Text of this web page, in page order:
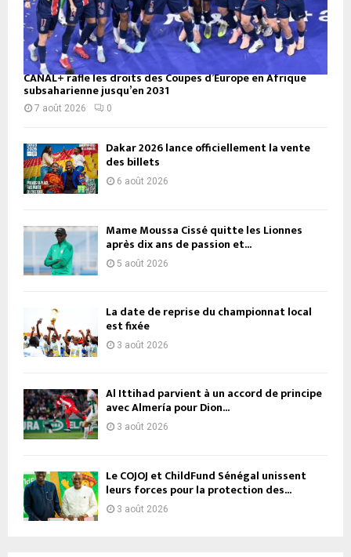
CANAL+ rafle les droits des Coupes d’Europe en Afrique
subsaharienne jusqu’en 2031
7 août 2026 0
Dakar 2026 lance officiellement la vente
des billets
6 août 2026
Mame Moussa Cissé quitte les Lionnes
après dix ans de passion et...
5 août 2026
La date de reprise du championnat local
est fixée
3 août 2026
Al Ittihad parvient à un accord de principe
avec Almería pour Dion...
3 août 2026
Le COJOJ et ChildFund Sénégal unissent
leurs forces pour la protection des...
3 août 2026